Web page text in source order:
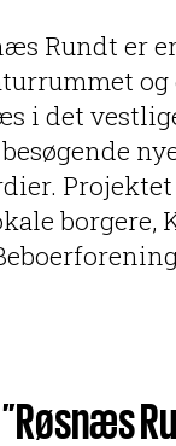
Rundt er
i det
Projektet
borgere,
”Røsnæs